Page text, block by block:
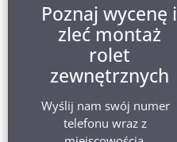
Poznaj wycenę i
zleć montaż
rolet
zewnętrznych
Wyślij nam swój numer
telefonu wraz z